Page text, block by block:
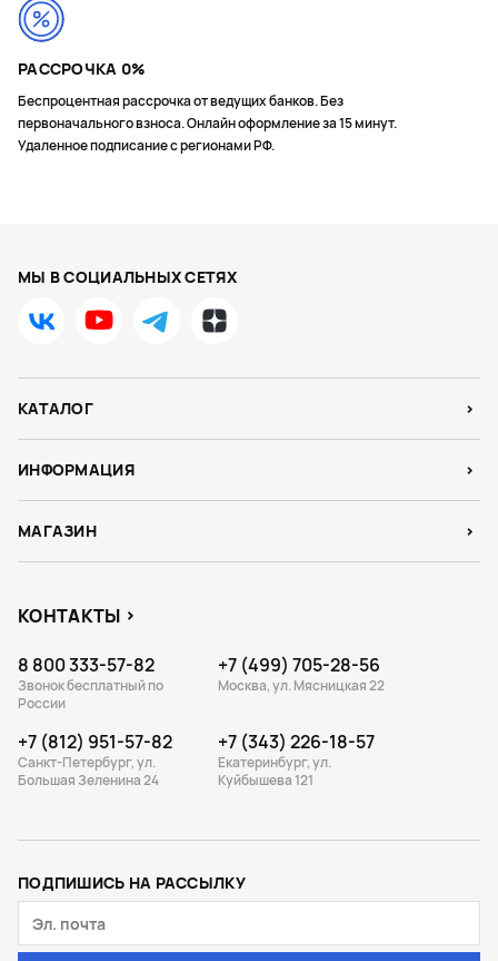
РАССРОЧКА 0%
Беспроцентная рассрочка от ведущих банков. Без
первоначального взноса. Онлайн оформление за 15 минут.
Удаленное подписание с регионами РФ.
МЫ В СОЦИАЛЬНЫХ СЕТЯХ
КАТАЛОГ
ИНФОРМАЦИЯ
МАГАЗИН
КОНТАКТЫ
8 800 333-57-82
Звонок бесплатный по
России
+7 (499) 705-28-56
Москва, ул. Мясницкая 22
+7 (812) 951-57-82
Санкт-Петербург, ул.
Большая Зеленина 24
+7 (343) 226-18-57
Екатеринбург, ул.
Куйбышева 121
ПОДПИШИСЬ НА РАССЫЛКУ